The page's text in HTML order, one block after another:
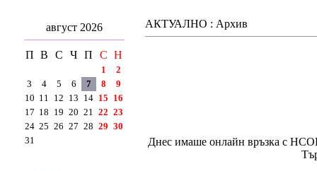
август 2026
П В С Ч П С Н
1
2
3
4 5 6 7 8
9
10 11 12 13 14 15 16
17 18 19 20 21 22 23
24 25 26 27 28 29 30
31
АКТУАЛНО : Архив
Днес имаше онлайн връзка с